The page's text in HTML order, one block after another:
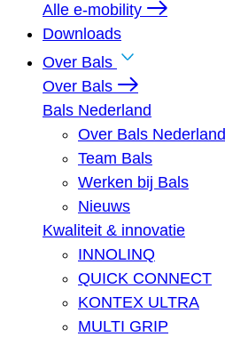
Alle e-mobility
Downloads
Over Bals
Over Bals
Bals Nederland
Over Bals Nederland
Team Bals
Werken bij Bals
Nieuws
Kwaliteit & innovatie
INNOLINQ
QUICK CONNECT
KONTEX ULTRA
MULTI GRIP